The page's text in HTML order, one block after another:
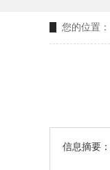
您的位置：
信息摘要：